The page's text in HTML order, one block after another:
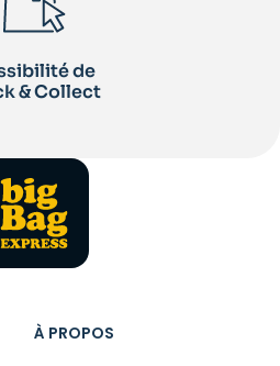
de
& Collect
À PROPOS